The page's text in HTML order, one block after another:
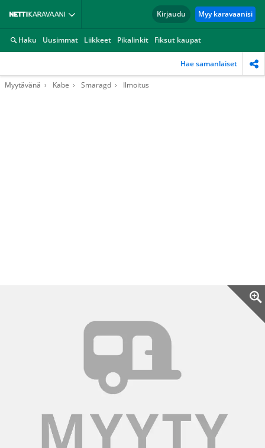
Kirjaudu Myy karavaanisi
Haku Uusimmat Liikkeet Pikalinkit Fiksut kaupat
Hae samanlaiset
Myytävänä Kabe Smaragd Ilmoitus